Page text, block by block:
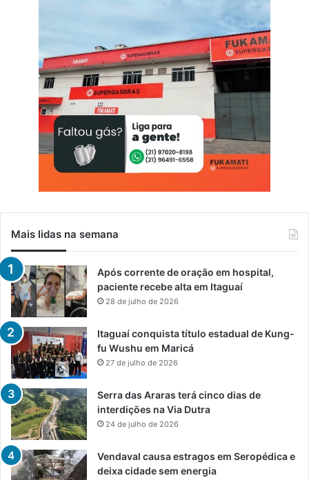
Mais lidas na semana
Após corrente de oração em hospital,
paciente recebe alta em Itaguaí
28 de julho de 2026
Itaguaí conquista título estadual de Kung-
fu Wushu em Maricá
27 de julho de 2026
Serra das Araras terá cinco dias de
interdições na Via Dutra
24 de julho de 2026
Vendaval causa estragos em Seropédica e
deixa cidade sem energia